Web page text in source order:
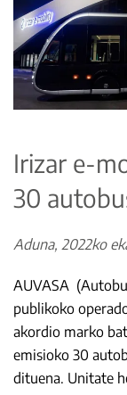
Irizar e-
30
Aduna, 2022ko
AUVASA
publikoko
akordio marko
emisioko 30
dituena. Unitate